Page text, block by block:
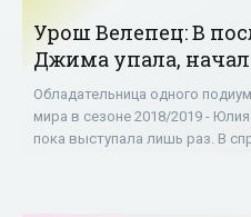
Урош Велепец: В
Джима упала,
спиной - «БИАТЛОН»
Обладательница одного
мира в сезоне 2018/2019 -
пока выступала лишь раз. В